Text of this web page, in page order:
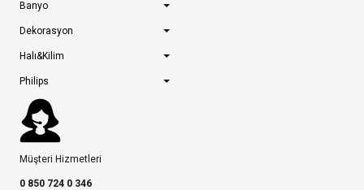
Banyo
Dekorasyon
Halı&Kilim
Philips
Müşteri Hizmetleri
0 850 724 0 346